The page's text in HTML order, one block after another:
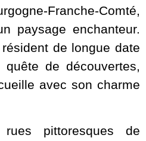
Franche-Comté,
paysage enchanteur.
de longue date
de découvertes,
avec son charme
pittoresques de